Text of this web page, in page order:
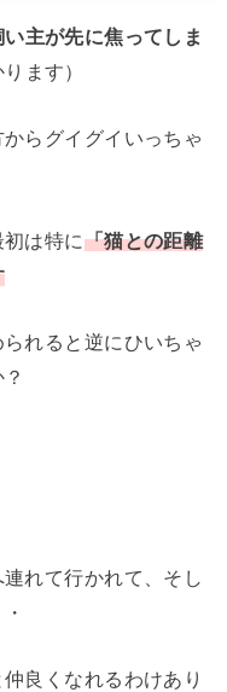
い主が先に焦ってしま
ます）
らグイグイいっちゃ
は特に「猫との距離
れると逆にひいちゃ
れて行かれて、そし
良くなれるわけあり